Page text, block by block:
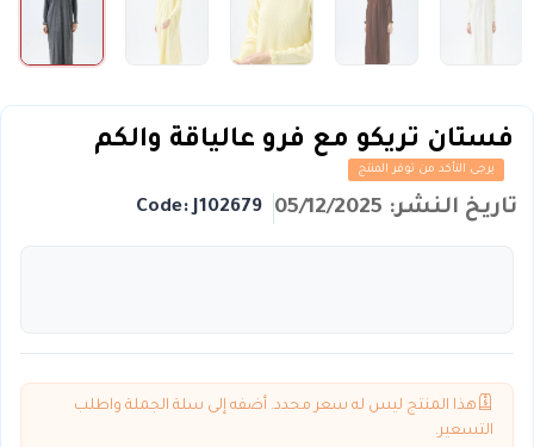
فستان تريكو مع فرو عالياقة والكم
يرجى التأكد من توفر المنتج
تاريخ النشر: 05/12/2025 Code: J102679
هذا المنتج ليس له سعر محدد. أضفه إلى سلة الجملة واطلب
التسعير.